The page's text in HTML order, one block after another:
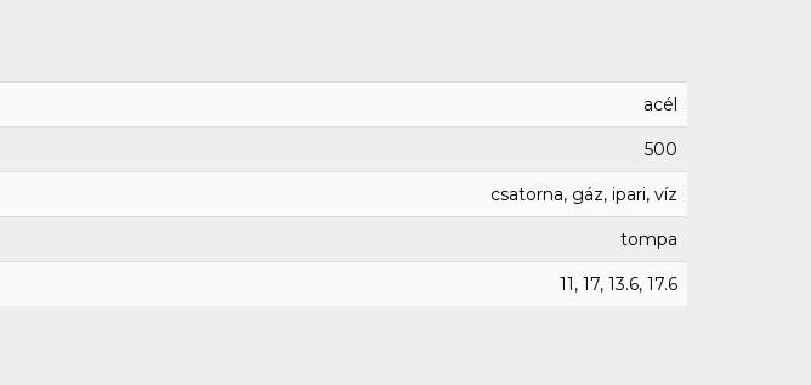
acél
500
csatorna, gáz, ipari, víz
tompa
11, 17, 13.6, 17.6